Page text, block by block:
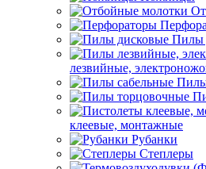
Пилы
лезвийные,
клеевые, монтажные
Рубанки
Степлеры